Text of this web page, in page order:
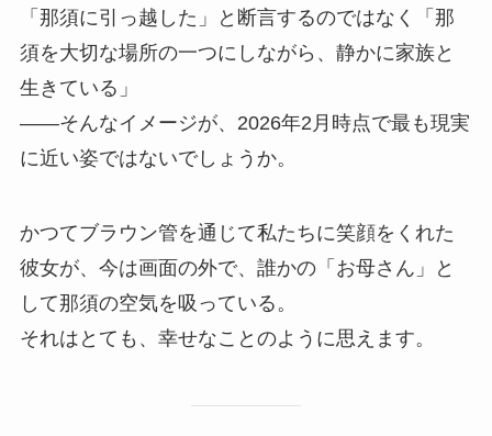
「那須に引っ越した」と断言するのではなく「那
須を大切な場所の一つにしながら、静かに家族と
生きている」
——そんなイメージが、2026年2月時点で最も現実
に近い姿ではないでしょうか。
かつてブラウン管を通じて私たちに笑顔をくれた
彼女が、今は画面の外で、誰かの「お母さん」と
して那須の空気を吸っている。
それはとても、幸せなことのように思えます。